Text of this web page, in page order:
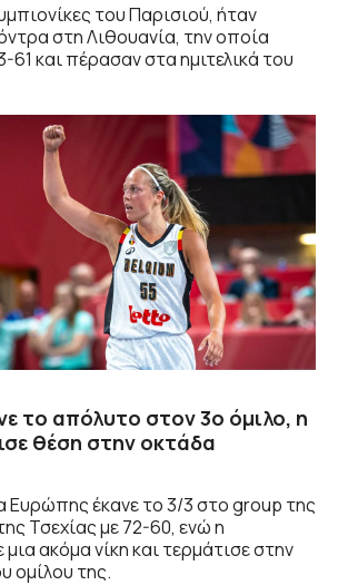
του Παρισιού, ήταν
στη Λιθουανία, την οποία
61 και πέρασαν στα ημιτελικά του
το απόλυτο στον 3ο όμιλο, η
θέση στην οκτάδα
έκανε το 3/3 στο group της
Τσεχίας με 72-60, ενώ η
ακόμα νίκη και τερμάτισε στην
ομίλου της.